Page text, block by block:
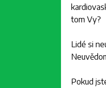
tom Vy?
Lidé si
Pokud